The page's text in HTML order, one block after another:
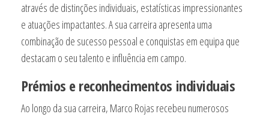
através de distinções individuais, estatísticas impressionantes
e atuações impactantes. A sua carreira apresenta uma
combinação de sucesso pessoal e conquistas em equipa que
destacam o seu talento e influência em campo.
Prémios e reconhecimentos individuais
Ao longo da sua carreira, Marco Rojas recebeu numerosos